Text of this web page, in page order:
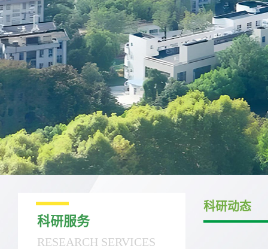
科研服务
RESEARCH SERVICES
科研动态